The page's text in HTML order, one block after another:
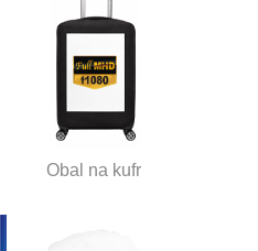
Obal na kufr